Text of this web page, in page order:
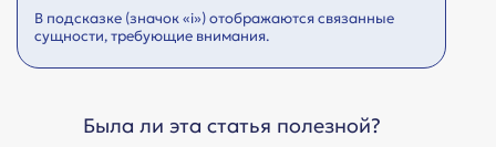
В подсказке (значок «i») отображаются связанные
сущности, требующие внимания.
Была ли эта статья полезной?